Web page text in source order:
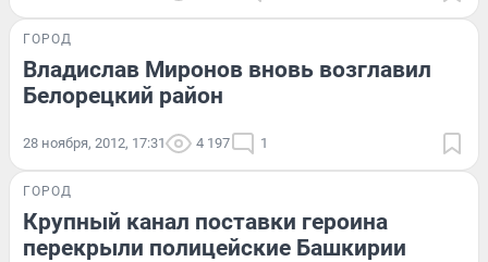
ГОРОД
Владислав Миронов вновь возглавил
Белорецкий район
28 ноября, 2012, 17:31 4 197 1
ГОРОД
Крупный канал поставки героина
перекрыли полицейские Башкирии